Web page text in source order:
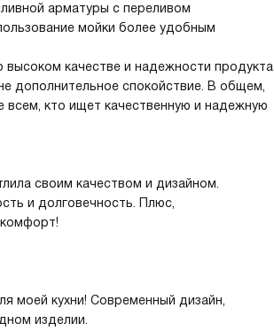
арматуры с переливом
мойки более удобным
качестве и надежности продукта.
дополнительное спокойствие. В общем,
всем, кто ищет качественную и надежную
своим качеством и дизайном.
и долговечность. Плюс,
моей кухни! Современный дизайн,
изделии.